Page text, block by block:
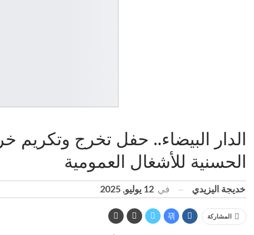
الحسنية للأشغال العمومية
خديجة اليزيدي في 12 يوليو, 2025
المشاركة